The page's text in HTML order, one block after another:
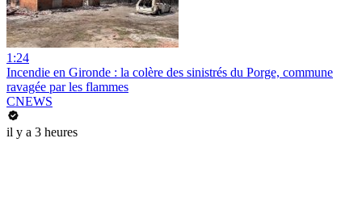
1:24
Incendie en Gironde : la colère des sinistrés du Porge, commune
ravagée par les flammes
CNEWS
il y a 3 heures